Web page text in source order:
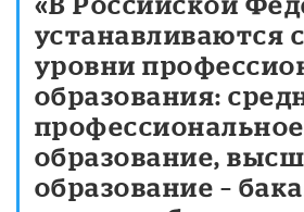
устанавливаются
уровни
образования:
профессиональное
образование,
образование –